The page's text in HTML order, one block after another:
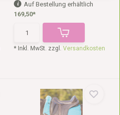
Auf Bestellung erhältlich
169,50*
* Inkl. MwSt. zzgl. Versandkosten